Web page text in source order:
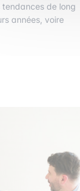
tendances de long
années, voire